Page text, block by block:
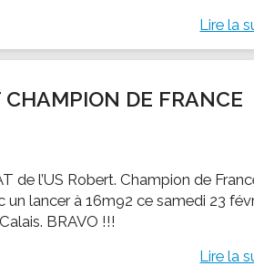
Lire la
DE FRANCE
de l’US Robert. Champion de
un lancer à 16m92 ce samedi 23
BRAVO !!!
Lire la